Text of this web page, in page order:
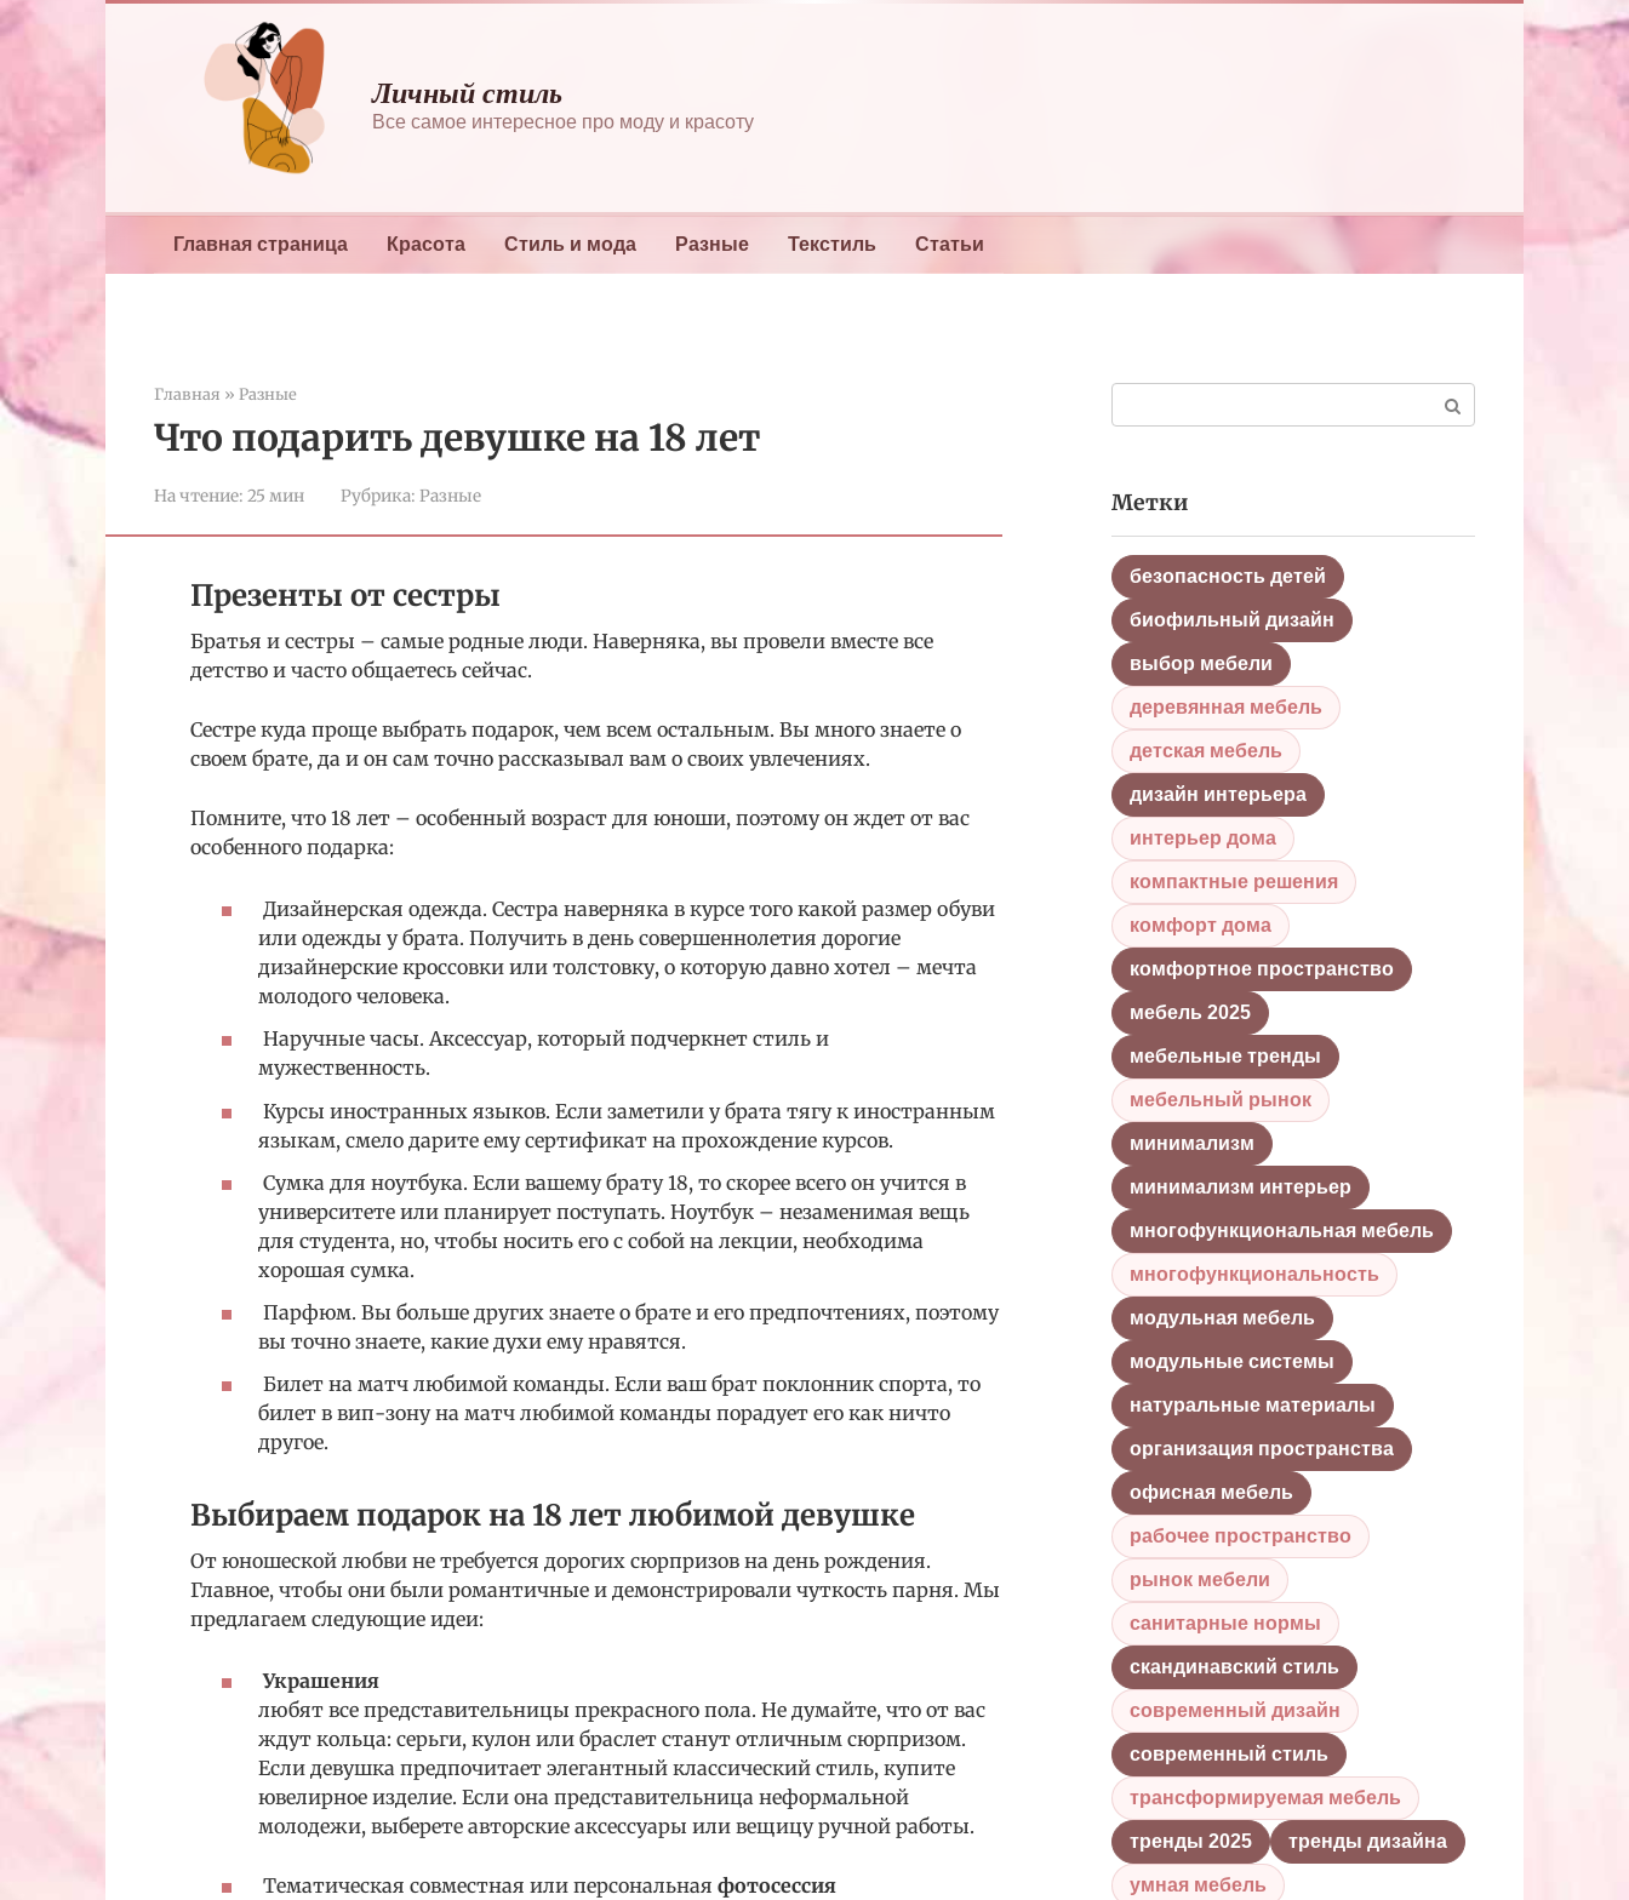
Перейти
к
Личный стиль
Все самое интересное про моду и красоту
Главная страница Красота Стиль и мода Разные Текстиль Статьи
Главная » Разные
Что подарить девушке на 18 лет
На чтение: 25 мин Рубрика: Разные
Презенты от сестры
Братья и сестры – самые родные люди. Наверняка, вы провели вместе все
детство и часто общаетесь сейчас.
Сестре куда проще выбрать подарок, чем всем остальным. Вы много знаете о
своем брате, да и он сам точно рассказывал вам о своих увлечениях.
Помните, что 18 лет – особенный возраст для юноши, поэтому он ждет от вас
особенного подарка:
Дизайнерская одежда. Сестра наверняка в курсе того какой размер обуви
или одежды у брата. Получить в день совершеннолетия дорогие
дизайнерские кроссовки или толстовку, о которую давно хотел – мечта
молодого человека.
Наручные часы. Аксессуар, который подчеркнет стиль и
мужественность.
Курсы иностранных языков. Если заметили у брата тягу к иностранным
языкам, смело дарите ему сертификат на прохождение курсов.
Сумка для ноутбука. Если вашему брату 18, то скорее всего он учится в
университете или планирует поступать. Ноутбук – незаменимая вещь
для студента, но, чтобы носить его с собой на лекции, необходима
хорошая сумка.
Парфюм. Вы больше других знаете о брате и его предпочтениях, поэтому
вы точно знаете, какие духи ему нравятся.
Билет на матч любимой команды. Если ваш брат поклонник спорта, то
билет в вип-зону на матч любимой команды порадует его как ничто
другое.
Выбираем подарок на 18 лет любимой девушке
От юношеской любви не требуется дорогих сюрпризов на день рождения.
Главное, чтобы они были романтичные и демонстрировали чуткость парня. Мы
предлагаем следующие идеи:
Украшения
любят все представительницы прекрасного пола. Не думайте, что от вас
ждут кольца: серьги, кулон или браслет станут отличным сюрпризом.
Если девушка предпочитает элегантный классический стиль, купите
ювелирное изделие. Если она представительница неформальной
молодежи, выберете авторские аксессуары или вещицу ручной работы.
Тематическая совместная или персональная фотосессия
Метки
безопасность детей
биофильный дизайн
выбор мебели
деревянная мебель
детская мебель
дизайн интерьера
интерьер дома
компактные решения
комфорт дома
комфортное пространство
мебель 2025
мебельные тренды
мебельный рынок
минимализм
минимализм интерьер
многофункциональная мебель
многофункциональность
модульная мебель
модульные системы
натуральные материалы
организация пространства
офисная мебель
рабочее пространство
рынок мебели
санитарные нормы
скандинавский стиль
современный дизайн
современный стиль
трансформируемая мебель
тренды 2025 тренды дизайна
умная мебель